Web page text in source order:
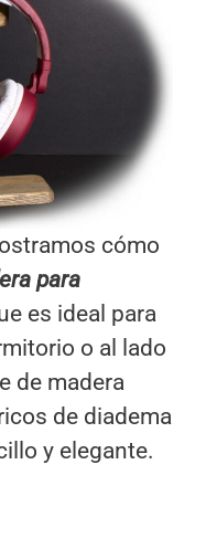
cómo
para
es ideal para
o al lado
de madera
de diadema
y elegante.